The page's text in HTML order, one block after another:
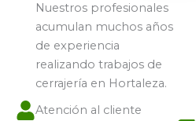
Nuestros profesionales
acumulan muchos años
de experiencia
realizando trabajos de
cerrajería en Hortaleza.
Atención al cliente